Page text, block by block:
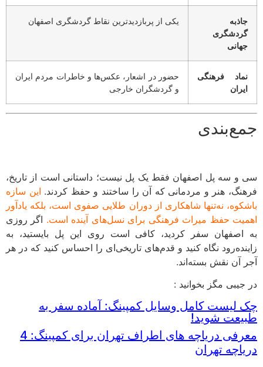
یکی از پربازدیدترین نقاط گردشگری اصفهان
فرهنگی
حضور در اشعار، عکس‌ها و خاطرات مردم ایران
و گردشگران خارجی
سه پل اصفهان فقط یک پل نیست؛ داستانی است از تاریخ،
هنر و مردمانی که آن را ساختند و حفظ کردند. این سازه
نه‌تنها شاهکاری از دوران طلایی صفوی است، بلکه یادآور
حفظ میراث فرهنگی برای نسل‌های آینده است.اگر روزی
سفر کردید، کافی است روی این پل بایستید، به
نگاه کنید و قدم‌های تاریخی‌ای را احساس کنید که در هر
آن نقش بسته‌اند.
مگز بخوانید :
لیست کامل وسایل کمپینگ: آماده سفر به
شوید!
معرفی دریاچه های اطراف تهران برای کمپینگ: 4
تهران